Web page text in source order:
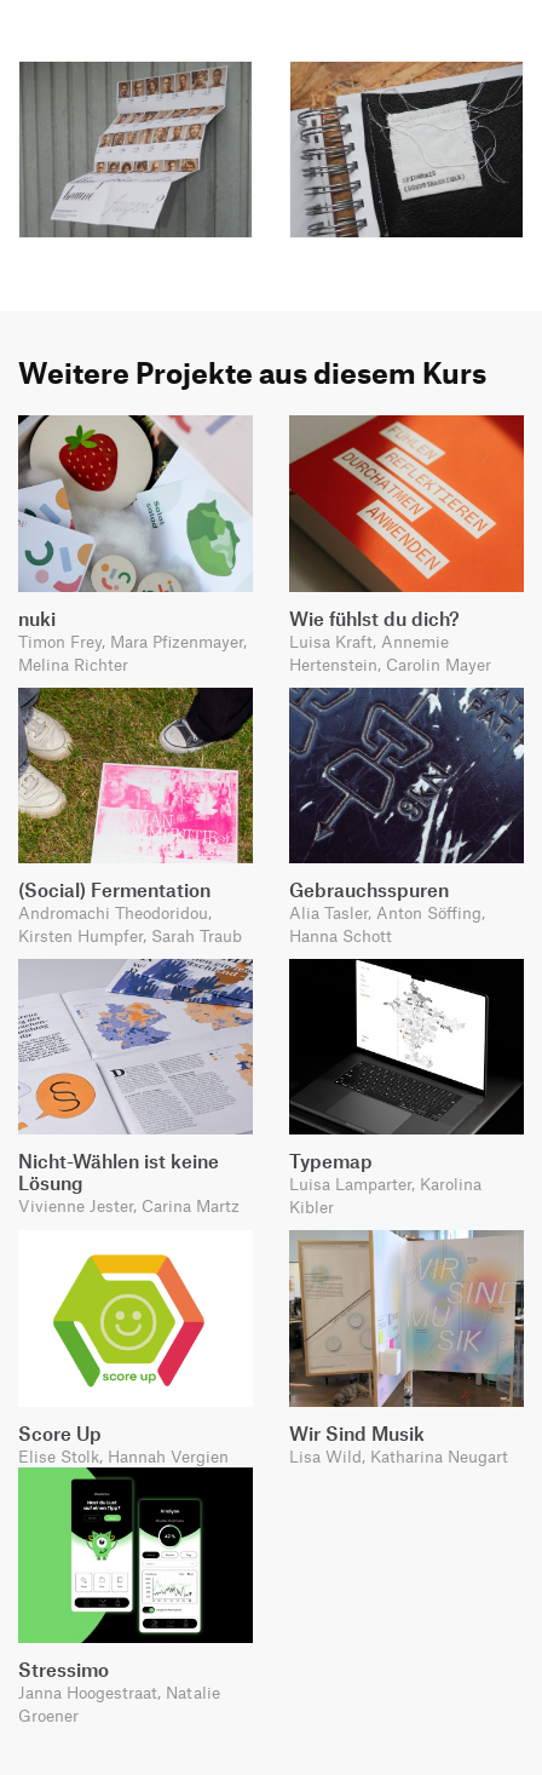
Weitere Projekte aus diesem Kurs
nuki
Timon Frey, Mara Pfizenmayer,
Melina Richter
Wie fühlst du dich?
Luisa Kraft, Annemie
Hertenstein, Carolin Mayer
(Social) Fermentation
Andromachi Theodoridou,
Kirsten Humpfer, Sarah Traub
Gebrauchsspuren
Alia Tasler, Anton Söffing,
Hanna Schott
Nicht-Wählen ist keine
Lösung
Vivienne Jester, Carina Martz
Typemap
Luisa Lamparter, Karolina
Kibler
Score Up
Elise Stolk, Hannah Vergien
Wir Sind Musik
Lisa Wild, Katharina Neugart
Stressimo
Janna Hoogestraat, Natalie
Groener